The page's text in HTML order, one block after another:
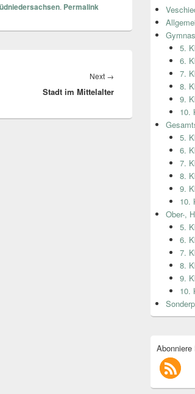
. Permalink
Next →
Stadt im Mittelalter
5.
6.
7.
8.
9.
10.
5.
6.
7.
8.
9.
10.
Ober-,
5.
6.
7.
8.
9.
10.
Abonniere